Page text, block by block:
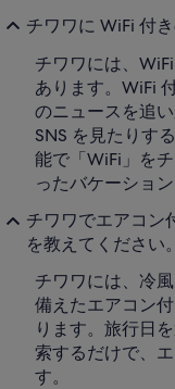
チワワに WiFi 付
チワワには、
あります。WiFi
のニュースを追
SNS を見たりす
能で「WiFi」を
ったバケーショ
チワワでエアコン
を教えてください。
チワワには、冷
備えたエアコン
ります。旅行日
索するだけで、
す。